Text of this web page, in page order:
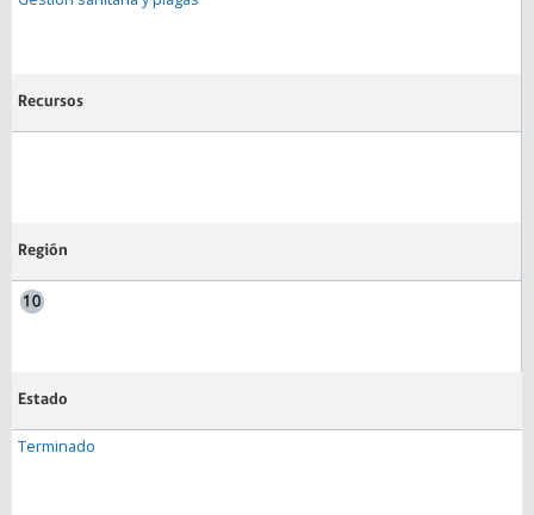
Recursos
Región
Estado
Terminado